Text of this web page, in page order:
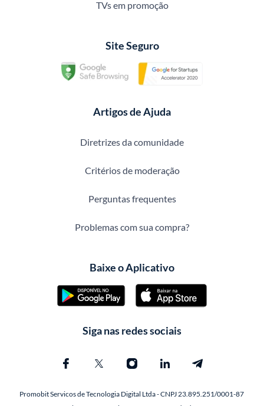
TVs em promoção
Site Seguro
Artigos de Ajuda
Diretrizes da comunidade
Critérios de moderação
Perguntas frequentes
Problemas com sua compra?
Baixe o Aplicativo
Siga nas redes sociais
Promobit Servicos de Tecnologia Digital Ltda - CNPJ 23.895.251/0001-87